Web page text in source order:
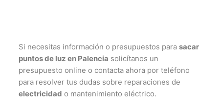
Si necesitas información o presupuestos para sacar
puntos de luz en Palencia solicítanos un
presupuesto online o contacta ahora por teléfono
para resolver tus dudas sobre reparaciones de
electricidad o mantenimiento eléctrico.